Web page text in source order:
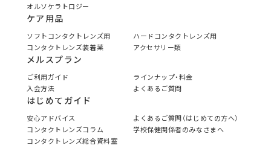
オルソケラトロジー
ケア用品
ソフトコンタクトレンズ用
ハードコンタクトレンズ用
コンタクトレンズ装着薬
アクセサリー類
メルスプラン
ご利用ガイド
ラインナップ・料金
入会方法
よくあるご質問
はじめてガイド
安心アドバイス
よくあるご質問（はじめての方へ）
コンタクトレンズコラム
学校保健関係者のみなさまへ
コンタクトレンズ総合資料室